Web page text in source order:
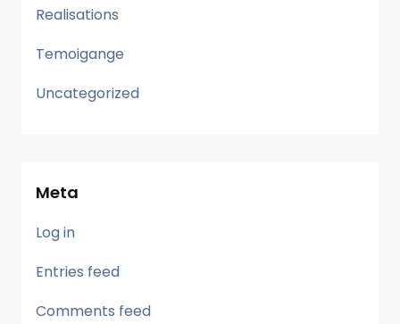
Realisations
Temoigange
Uncategorized
Meta
Log in
Entries feed
Comments feed